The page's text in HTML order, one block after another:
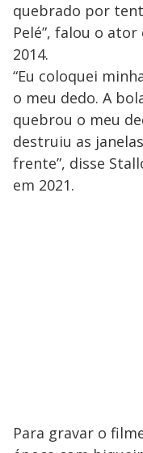
quebrado por
Pelé”, falou o
2014.
“Eu coloquei
o meu dedo. A
quebrou o meu
destruiu as
frente”, disse
em 2021.
Para gravar o